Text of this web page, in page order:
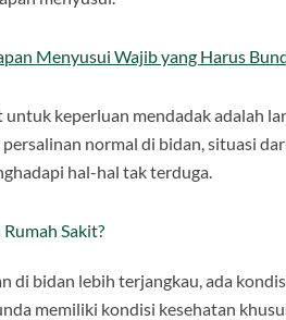
Menyusui Wajib yang Harus
keperluan mendadak adalah
normal di bidan, situasi
hal-hal tak terduga.
Sakit?
di bidan lebih terjangkau, ada
memiliki kondisi kesehatan